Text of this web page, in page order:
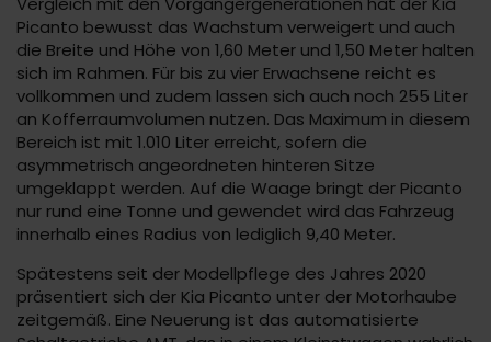
Picanto bewusst das Wachstum verweigert und auch
die Breite und Höhe von 1,60 Meter und 1,50 Meter halten
sich im Rahmen. Für bis zu vier Erwachsene reicht es
vollkommen und zudem lassen sich auch noch 255 Liter
an Kofferraumvolumen nutzen. Das Maximum in diesem
Bereich ist mit 1.010 Liter erreicht, sofern die
asymmetrisch angeordneten hinteren Sitze
umgeklappt werden. Auf die Waage bringt der Picanto
nur rund eine Tonne und gewendet wird das Fahrzeug
innerhalb eines Radius von lediglich 9,40 Meter.
Spätestens seit der Modellpflege des Jahres 2020
präsentiert sich der Kia Picanto unter der Motorhaube
zeitgemäß. Eine Neuerung ist das automatisierte